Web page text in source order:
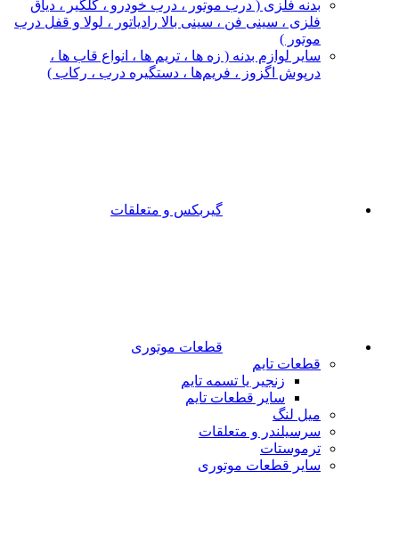
بدنه فلزی ( درب موتور ، درب خودرو ، گلگیر ، دیاق
فلزی ، سینی فن ، سینی بالا رادیاتور ، لولا و قفل درب
موتور )
سایر لوازم بدنه ( زه ها ، تریم ها ، انواع قاب ها ،
درپوش اگزوز ، فریم‌ها ، دستگیره درب ، رکاب )
گیربکس و متعلقات
قطعات موتوری
قطعات تایم
زنجیر یا تسمه تایم
سایر قطعات تایم
میل لنگ
سرسیلندر و متعلقات
ترموستات
سایر قطعات موتوری